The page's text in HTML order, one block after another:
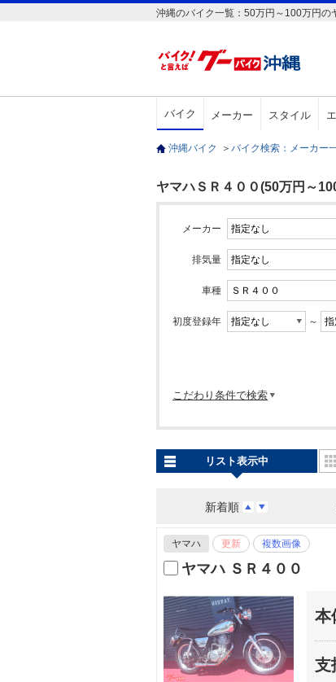
沖縄のバイク一覧：50万円～100万円の
バイク メーカー スタイル
沖縄バイク ＞ バイク検索：メーカー
ヤマハＳＲ４００(50万円～
メーカー
排気量
車種
初度登録年 ～
こだわり条件で検索
新着順
リスト表示中
ヤマハ 更新 複数画像
ヤマハ ＳＲ４００
本
支